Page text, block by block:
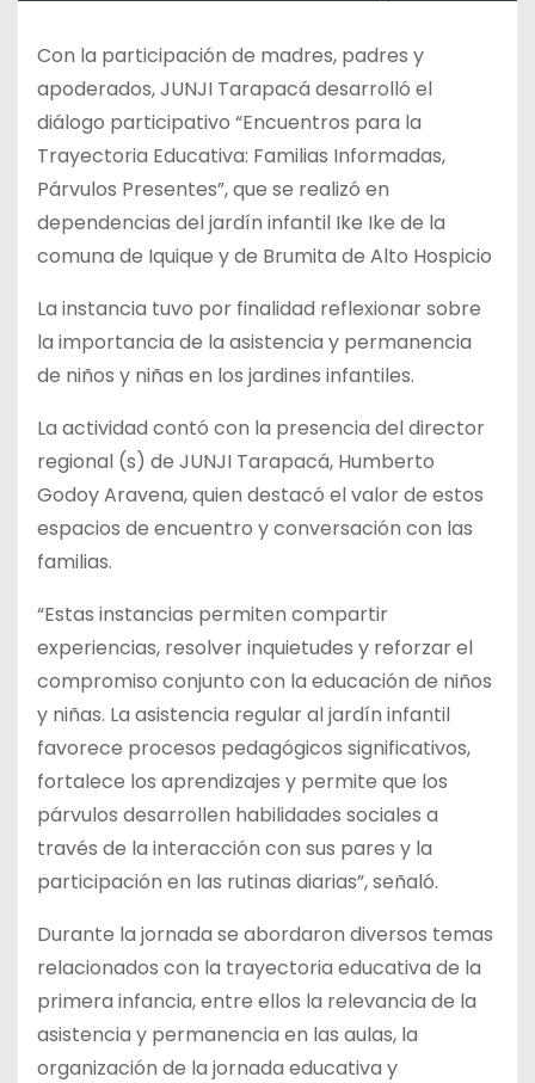
Con la participación de madres, padres y
apoderados, JUNJI Tarapacá desarrolló el
diálogo participativo “Encuentros para la
Trayectoria Educativa: Familias Informadas,
Párvulos Presentes”, que se realizó en
dependencias del jardín infantil Ike Ike de la
comuna de Iquique y de Brumita de Alto Hospicio
La instancia tuvo por finalidad reflexionar sobre
la importancia de la asistencia y permanencia
de niños y niñas en los jardines infantiles.
La actividad contó con la presencia del director
regional (s) de JUNJI Tarapacá, Humberto
Godoy Aravena, quien destacó el valor de estos
espacios de encuentro y conversación con las
familias.
“Estas instancias permiten compartir
experiencias, resolver inquietudes y reforzar el
compromiso conjunto con la educación de niños
y niñas. La asistencia regular al jardín infantil
favorece procesos pedagógicos significativos,
fortalece los aprendizajes y permite que los
párvulos desarrollen habilidades sociales a
través de la interacción con sus pares y la
participación en las rutinas diarias”, señaló.
Durante la jornada se abordaron diversos temas
relacionados con la trayectoria educativa de la
primera infancia, entre ellos la relevancia de la
asistencia y permanencia en las aulas, la
organización de la jornada educativa y